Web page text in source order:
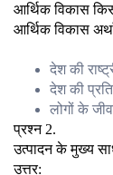
आर्थिक विकास
आर्थिक विकास
देश की
देश की
लोगों के
प्रश्न 2.
उत्पादन के मुख्य
उत्तर: